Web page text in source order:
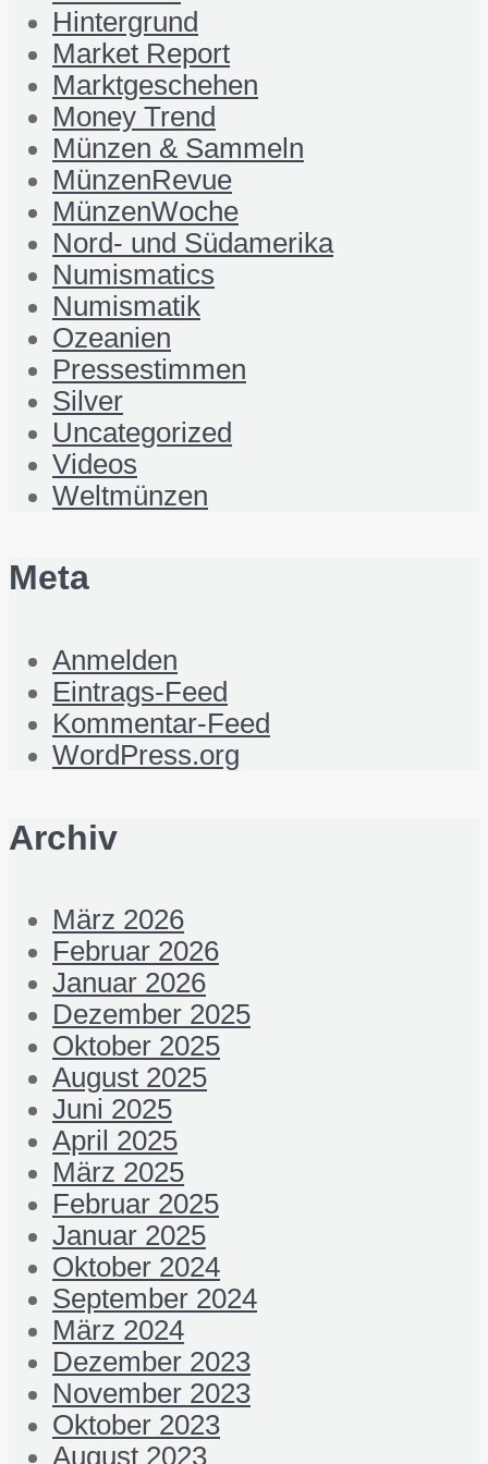
Hintergrund
Market Report
Marktgeschehen
Money Trend
Münzen & Sammeln
MünzenRevue
MünzenWoche
Nord- und Südamerika
Numismatics
Numismatik
Ozeanien
Pressestimmen
Silver
Uncategorized
Videos
Weltmünzen
Meta
Anmelden
Eintrags-Feed
Kommentar-Feed
WordPress.org
Archiv
März 2026
Februar 2026
Januar 2026
Dezember 2025
Oktober 2025
August 2025
Juni 2025
April 2025
März 2025
Februar 2025
Januar 2025
Oktober 2024
September 2024
März 2024
Dezember 2023
November 2023
Oktober 2023
August 2023